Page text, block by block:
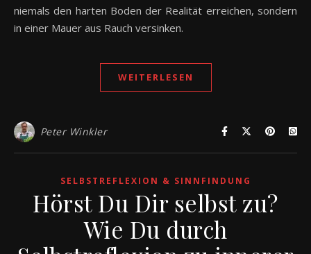
niemals den harten Boden der Realität erreichen, sondern
in einer Mauer aus Rauch versinken.
WEITERLESEN
Peter Winkler
SELBSTREFLEXION & SINNFINDUNG
Hörst Du Dir selbst zu?
Wie Du durch